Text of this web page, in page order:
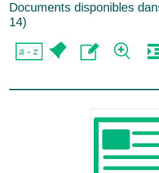
Documents disponibles
14)